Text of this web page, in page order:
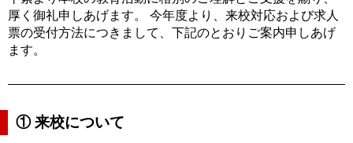
厚く御礼申しあげます。 今年度より、来校対応および求人
票の受付方法につきまして、下記のとおりご案内申しあげ
ます。
① 来校について